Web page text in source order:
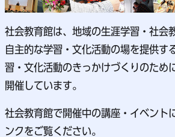
社会教育館は、地域の生涯学習・社会
自主的な学習・文化活動の場を提供す
習・文化活動のきっかけづくりのため
開催しています。
社会教育館で開催中の講座・イベント
ンクをご覧ください。